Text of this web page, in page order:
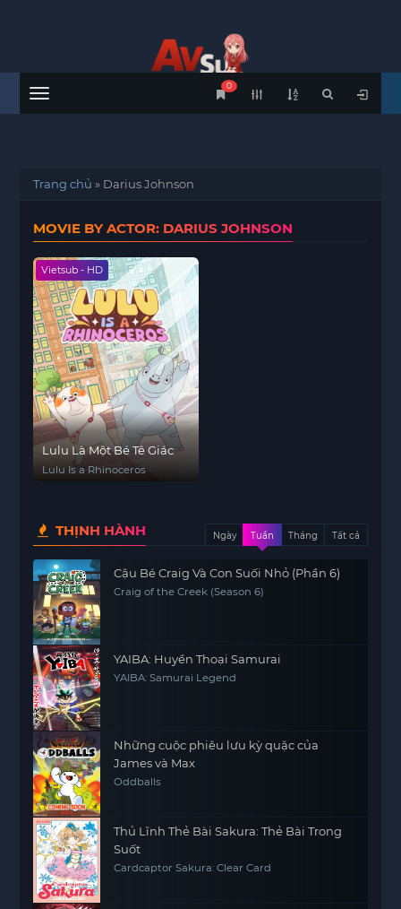
Menu
0
Trang chủ » Darius Johnson
MOVIE BY ACTOR: DARIUS JOHNSON
Vietsub - HD
Lulu Là Một Bé Tê Giác
Lulu Is a Rhinoceros
THỊNH HÀNH Ngày Tuần Tháng Tất cả
Cậu Bé Craig Và Con Suối Nhỏ (Phần 6)
Craig of the Creek (Season 6)
YAIBA: Huyền Thoại Samurai
YAIBA: Samurai Legend
Những cuộc phiêu lưu kỳ quặc của
James và Max
Oddballs
Thủ Lĩnh Thẻ Bài Sakura: Thẻ Bài Trong
Suốt
Cardcaptor Sakura: Clear Card